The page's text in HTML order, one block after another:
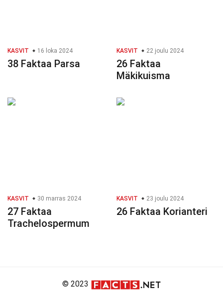
KASVIT 16 loka 2024
38 Faktaa Parsa
KASVIT 22 joulu 2024
26 Faktaa
Mäkikuisma
KASVIT 30 marras 2024
27 Faktaa
Trachelospermum
KASVIT 23 joulu 2024
26 Faktaa Korianteri
© 2023